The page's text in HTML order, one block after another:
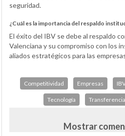
seguridad.
¿Cuál es la importancia del respaldo
El éxito del IBV se debe al respaldo
Valenciana y su compromiso con los
aliados estratégicos para las
Competitividad Empresas
Tecnología
Mostrar